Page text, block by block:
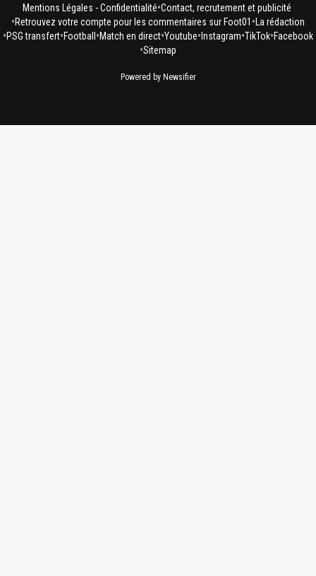
Mentions Légales - Confidentialité•Contact, recrutement et publicité
•Retrouvez votre compte pour les commentaires sur Foot01 • La rédaction
•PSG transfert•Football •Match en direct•Youtube• Instagram•TikTok•Facebook
•Sitemap
Powered by Newsifier